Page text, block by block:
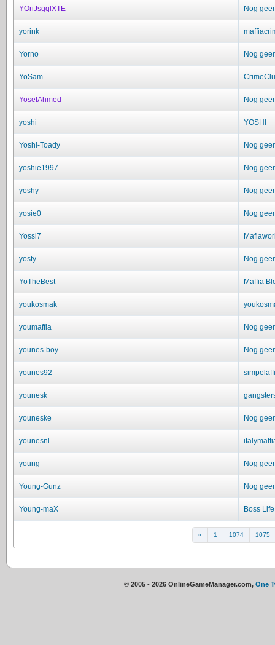
YOriJsgqlXTE Nog
yorink
Yorno Nog
YoSam
YosefAhmed Nog
yoshi YOSHI
Yoshi-Toady Nog
yoshie1997 Nog
yoshy Nog
yosie0 Nog
Yossi7
yosty Nog
YoTheBest Maffia
youkosmak
youmaffia Nog
younes-boy- Nog
younes92
younesk
youneske Nog
younesnl
young Nog
Young-Gunz Nog
Young-maX Boss Life
« 1 1074 1075
© 2005 - 2026 OnlineGameManager.com, One